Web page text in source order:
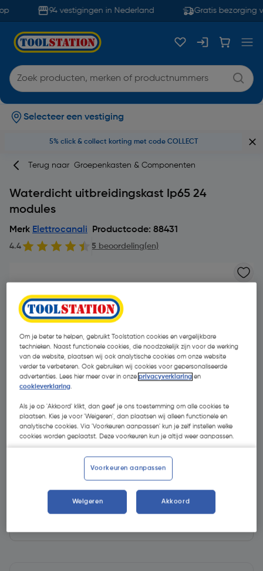
94 vestigingen in Nederland Gratis bezorging
Selecteer een vestiging
5% click & collect korting met code COLLECT
Terug naar Groepenkasten & Componenten
Waterdicht uitbreidingskast Ip65 24
modules
Merk Elettrocanali Productcode: 88431
4.4 5 beoordeling(en)
| Excl. btw € 45,79
Kies productvariant
Om je beter te helpen, gebruikt Toolstation cookies en vergelijkbare
technieken. Naast functionele cookies, die noodzakelijk zijn voor de werking
van de website, plaatsen wij ook analytische cookies om onze website
verder te verbeteren. Ook gebruiken wij cookies voor gepersonaliseerde
advertenties. Lees hier meer over in onzeprivacyverklaring en
cookieverklaring.
Als je op 'Akkoord' klikt, dan geef je ons toestemming om alle cookies te
plaatsen. Kies je voor 'Weigeren', dan plaatsen wij alleen functionele en
analytische cookies. Via 'Voorkeuren aanpassen' kun je zelf instellen welke
cookies worden geplaatst. Deze voorkeuren kun je altijd weer aanpassen.
Voorkeuren aanpassen
Weigeren Akkoord